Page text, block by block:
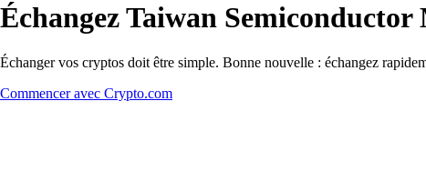
Échangez Taiwan
Échanger vos cryptos doit être simple. Bonne nouvelle : échangez
Commencer avec Crypto.com